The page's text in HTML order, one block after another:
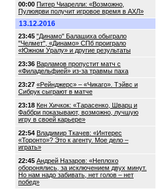
00:00 Питер Чиарелли: «Возможно,
Пулюярви получит игровое время в АХЛ»
13.12.2016
23:45 "Динамо" Балашиха обыграло
"Челмет", «Динамо» СПб проиграло
«Южном Уралу» и другие результаты
23:36 Варламов пропустит матч с
«Филадельфией» из-за травмы паха
23:27 «Рейнджерс» – «Чикаго». Тэйвс и
Сибрук сыграют в матче
23:18 Кен Хичкок: «Тарасенко, Шварц и
Фаббри показывают, возможно, лучшую
игру в своей карьере»
22:54 Владимир Ткачев: «Интерес
«Торонто»? Это к агенту. Мое дело –
играть»
22:45 Андрей Назаров: «Неплохо
оборонялись, за исключением двух минут.
Но нам надо забивать, нет голов – нет
побед»